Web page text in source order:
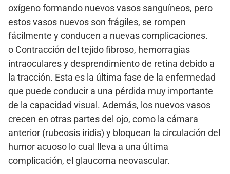
oxígeno formando nuevos vasos sanguíneos, pero
estos vasos nuevos son frágiles, se rompen
fácilmente y conducen a nuevas complicaciones.
o Contracción del tejido fibroso, hemorragias
intraoculares y desprendimiento de retina debido a
la tracción. Esta es la última fase de la enfermedad
que puede conducir a una pérdida muy importante
de la capacidad visual. Además, los nuevos vasos
crecen en otras partes del ojo, como la cámara
anterior (rubeosis iridis) y bloquean la circulación del
humor acuoso lo cual lleva a una última
complicación, el glaucoma neovascular.